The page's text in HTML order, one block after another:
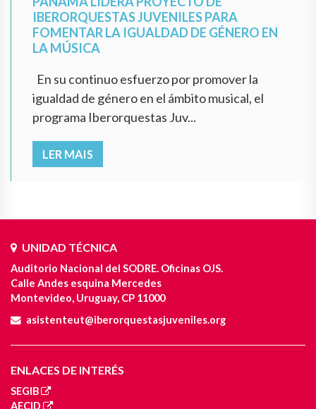
IBERORQUESTAS JUVENILES PARA
FOMENTAR LA IGUALDAD DE GÉNERO EN
LA MÚSICA
En su continuo esfuerzo por promover la
igualdad de género en el ámbito musical, el
programa Iberorquestas Juv...
LER MAIS
UNIDAD TÉCNICA
Auditorio Nacional del SODRE. Oficinas OJS.
Calle Andes esquina Mercedes
Montevideo, Uruguay, CP 11000
asistenteut@iberorquestasjuveniles.org
ENLACES DE INTERÉS
SEGIB
AECID